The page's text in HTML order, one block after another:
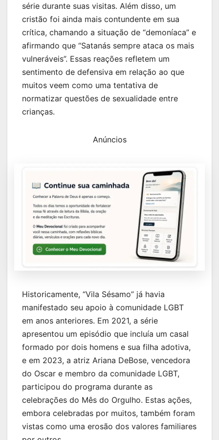
série durante suas visitas. Além disso, um
cristão foi ainda mais contundente em sua
crítica, chamando a situação de “demoníaca” e
afirmando que “Satanás sempre ataca os mais
vulneráveis”. Essas reações refletem um
sentimento de defensiva em relação ao que
muitos veem como uma tentativa de
normatizar questões de sexualidade entre
crianças.
Anúncios
Historicamente, “Vila Sésamo” já havia
manifestado seu apoio à comunidade LGBT
em anos anteriores. Em 2021, a série
apresentou um episódio que incluía um casal
formado por dois homens e sua filha adotiva,
e em 2023, a atriz Ariana DeBose, vencedora
do Oscar e membro da comunidade LGBT,
participou do programa durante as
celebrações do Mês do Orgulho. Estas ações,
embora celebradas por muitos, também foram
vistas como uma erosão dos valores familiares